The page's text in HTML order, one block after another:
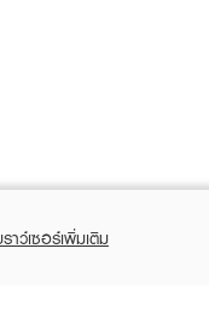
าว์เซอร์เพิ่มเติม